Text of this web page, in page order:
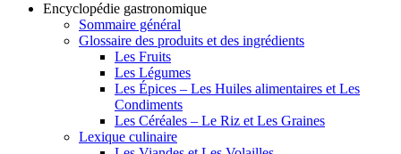
Encyclopédie gastronomique
Sommaire général
Glossaire des produits et des ingrédients
Les Fruits
Les Légumes
Les Épices – Les Huiles alimentaires et Les
Condiments
Les Céréales – Le Riz et Les Graines
Lexique culinaire